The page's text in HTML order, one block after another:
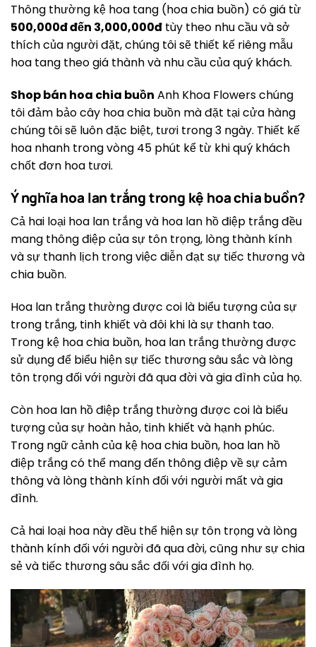
Thông thường kệ hoa tang (hoa chia buồn) có giá từ
500,000đ đến 3,000,000đ tùy theo nhu cầu và sở
thích của người đặt, chúng tôi sẽ thiết kế riêng mẫu
hoa tang theo giá thành và nhu cầu của quý khách.
Shop bán hoa chia buồn Anh Khoa Flowers chúng
tôi đảm bảo cây hoa chia buồn mà đặt tại cửa hàng
chúng tôi sẽ luôn đặc biệt, tươi trong 3 ngày. Thiết kế
hoa nhanh trong vòng 45 phút kể từ khi quý khách
chốt đơn hoa tươi.
Ý nghĩa hoa lan trắng trong kệ hoa chia buồn?
Cả hai loại hoa lan trắng và hoa lan hồ điệp trắng đều
mang thông điệp của sự tôn trọng, lòng thành kính
và sự thanh lịch trong việc diễn đạt sự tiếc thương và
chia buồn.
Hoa lan trắng thường được coi là biểu tượng của sự
trong trắng, tinh khiết và đôi khi là sự thanh tao.
Trong kệ hoa chia buồn, hoa lan trắng thường được
sử dụng để biểu hiện sự tiếc thương sâu sắc và lòng
tôn trọng đối với người đã qua đời và gia đình của họ.
Còn hoa lan hồ điệp trắng thường được coi là biểu
tượng của sự hoàn hảo, tinh khiết và hạnh phúc.
Trong ngữ cảnh của kệ hoa chia buồn, hoa lan hồ
điệp trắng có thể mang đến thông điệp về sự cảm
thông và lòng thành kính đối với người mất và gia
đình.
Cả hai loại hoa này đều thể hiện sự tôn trọng và lòng
thành kính đối với người đã qua đời, cũng như sự chia
sẻ và tiếc thương sâu sắc đối với gia đình họ.